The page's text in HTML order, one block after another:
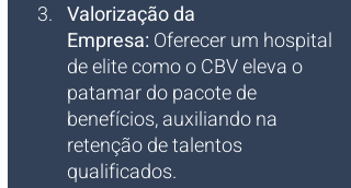
Valorização da
Empresa: Oferecer um hospital
de elite como o CBV eleva o
patamar do pacote de
benefícios, auxiliando na
retenção de talentos
qualificados.